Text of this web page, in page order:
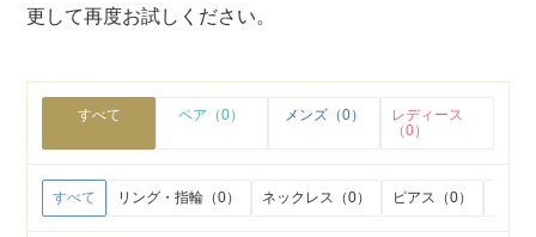
更して再度お試しください。
すべて ペア（0） メンズ（0）
レディース
（0）
すべて リング・指輪（0） ネックレス（0） ピアス（0）